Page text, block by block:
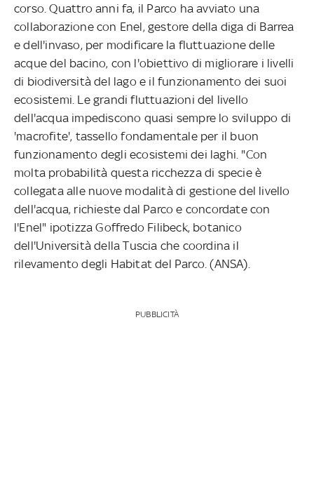
corso. Quattro anni fa, il Parco ha avviato una
collaborazione con Enel, gestore della diga di Barrea
e dell'invaso, per modificare la fluttuazione delle
acque del bacino, con l'obiettivo di migliorare i livelli
di biodiversità del lago e il funzionamento dei suoi
ecosistemi. Le grandi fluttuazioni del livello
dell'acqua impediscono quasi sempre lo sviluppo di
'macrofite', tassello fondamentale per il buon
funzionamento degli ecosistemi dei laghi. "Con
molta probabilità questa ricchezza di specie è
collegata alle nuove modalità di gestione del livello
dell'acqua, richieste dal Parco e concordate con
l'Enel" ipotizza Goffredo Filibeck, botanico
dell'Università della Tuscia che coordina il
rilevamento degli Habitat del Parco. (ANSA).
PUBBLICITÀ